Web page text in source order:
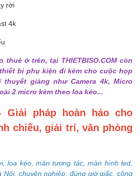
rời
4k
ở trên, tại THIETBISO.COM còn
bị phụ kiện đi kèm cho cuộc họp
giảng như Camera 4k, Micro
2 micro kèm theo loa kéo...
Giải pháp hoàn hảo cho
chiếu, giải trí, văn phòng
loa kéo, màn tương tác, màn hình led,
Nội, chuyên nghiệp, đúng giờ giấc, công